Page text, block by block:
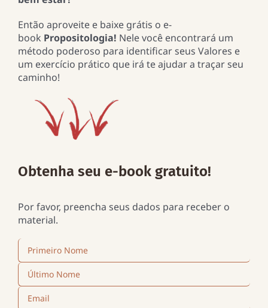
Então aproveite e baixe grátis o e-
book Propositologia! Nele você encontrará um
método poderoso para identificar seus Valores e
um exercício prático que irá te ajudar a traçar seu
caminho!
Obtenha seu e-book gratuito!
Por favor, preencha seus dados para receber o
material.